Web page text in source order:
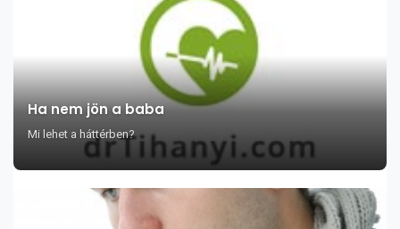
Ha nem jön a baba
Mi lehet a háttérben?